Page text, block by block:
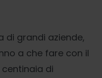
di grandi aziende,
a che fare con il
di